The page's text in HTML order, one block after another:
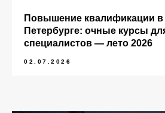
Повышение квалификации в
Петербурге: очные курсы
специалистов — лето 2026
02.07.2026